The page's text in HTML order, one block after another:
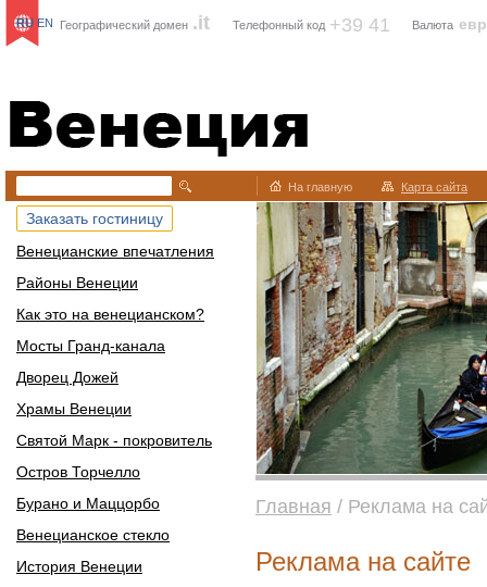
Венеция
Географический домен .it Телефонный код +39 41 Валюта
RU EN
На главную Карта сайта
Заказать гостиницу
Венецианские впечатления
Районы Венеции
Как это на венецианском?
Мосты Гранд-канала
Дворец Дожей
Храмы Венеции
Святой Марк - покровитель
Остров Торчелло
Бурано и Маццорбо
Венецианское стекло
История Венеции
Главная / Реклама на
Реклама на сайте